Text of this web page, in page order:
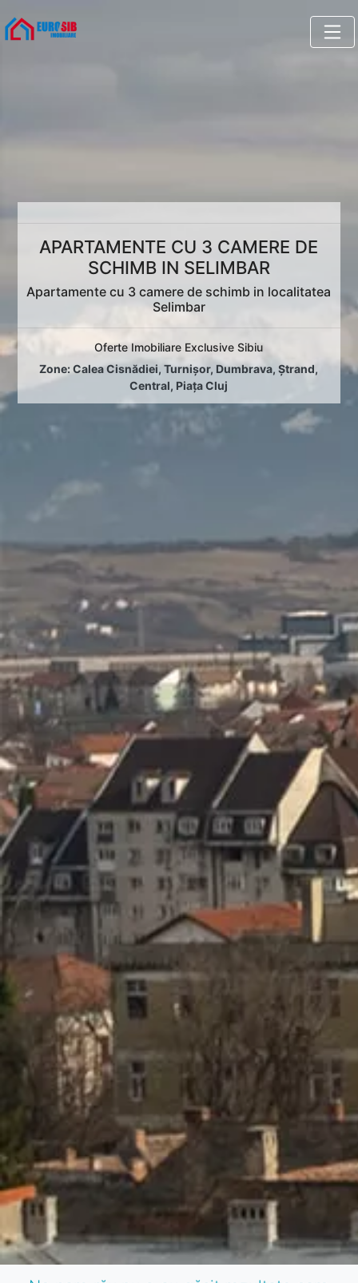
APARTAMENTE CU 3 CAMERE DE
SCHIMB IN SELIMBAR
Apartamente cu 3 camere de schimb in localitatea
Selimbar
Oferte Imobiliare Exclusive Sibiu
Zone:Calea Cisnădiei,Turnișor, Dumbrava,Ștrand,
Central, Piața Cluj